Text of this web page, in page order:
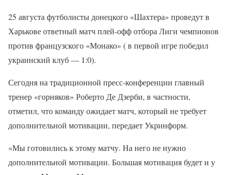
25 августа футболисты донецкого «Шахтера» проведут в
Харькове ответный матч плей-офф отбора Лиги чемпионов
против французского «Монако» ( в первой игре победил
украинский клуб — 1:0).
Сегодня на традиционной пресс-конференции главный
тренер «горняков» Роберто Де Дзерби, в частности,
отметил, что команду ожидает матч, который не требует
дополнительной мотивации, передает Укринформ.
«Мы готовились к этому матчу. На него не нужно
дополнительной мотивации. Большая мотивация будет и у